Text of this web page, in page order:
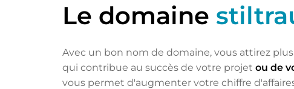
Le domaine
Avec un bon nom de domaine, vous attirez
qui contribue au succès de votre projet ou de
vous permet d'augmenter votre chiffre